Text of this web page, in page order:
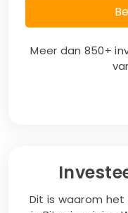
Meer dan 850+
Dit is waarom